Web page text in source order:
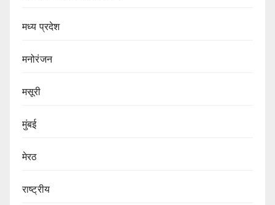
मध्य प्रदेश
मनोरंजन
मसूरी
मुंबई
मेरठ
राष्ट्रीय